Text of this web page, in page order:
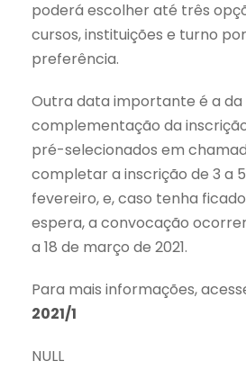
poderá escolher até três
cursos, instituições e turno
preferência.
Outra data importante é a da
complementação da
pré-selecionados em
completar a inscrição de 3 a
fevereiro, e, caso tenha
espera, a convocação
a 18 de março de 2021.
Para mais informações,
2021/1
NULL